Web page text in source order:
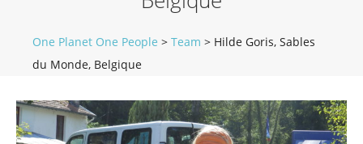
One Planet One People > Team > Hilde Goris, Sables
du Monde, Belgique